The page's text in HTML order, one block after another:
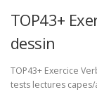
TOP43+
dessin
TOP43+ Exercice
tests lectures